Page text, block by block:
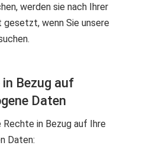
werden sie nach Ihrer
gesetzt, wenn Sie unsere
Bezug auf
Daten
in Bezug auf Ihre
Daten: